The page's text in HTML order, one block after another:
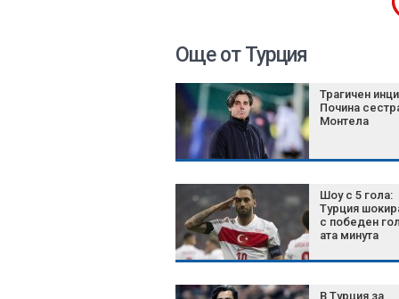
Още от Турция
Трагичен
Почина
Монтела
Шоу с 5 гола:
Турция
с победен
ата минута
В Турция за